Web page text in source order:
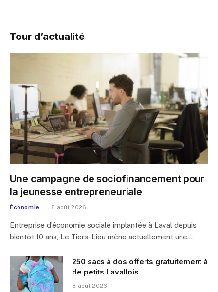
Tour d’actualité
Une campagne de sociofinancement pour
la jeunesse entrepreneuriale
Économie 8 août 2026
Entreprise d’économie sociale implantée à Laval depuis
bientôt 10 ans, Le Tiers-Lieu mène actuellement une…
250 sacs à dos offerts gratuitement à
de petits Lavallois
8 août 2026